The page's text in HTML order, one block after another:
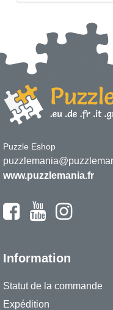
Puzzle Eshop
www.puzzlemania.fr
Information
Statut de la commande
Expédition